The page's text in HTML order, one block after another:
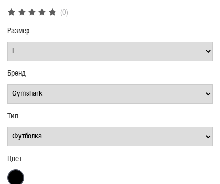
(0)
Размер
Цвет
Бренд
Тип